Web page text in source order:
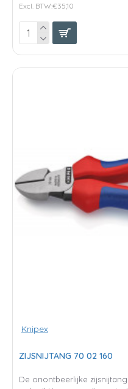
Excl. BTW:€35,10
Knipex
ZIJSNIJTANG 70 02 160
De onontbeerlijke